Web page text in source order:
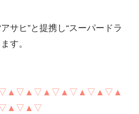
サヒ”と提携し“スーパードラ
す。